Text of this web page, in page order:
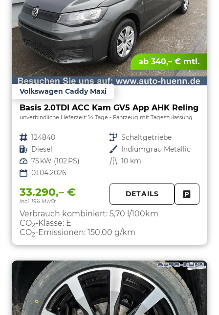
ab 340,– € mtl.
Volkswagen Caddy Maxi
Basis 2.0TDI ACC Kam GV5 App AHK Reling
unverbindliche Lieferzeit: 14 Tage Fahrzeug mit Tageszulassung
Fahrzeugnr. 124840 Getriebe Schaltgetriebe
Kraftstoff Diesel Außenfarbe Indiumgrau Metallic
Leistung 75 kW (102 PS) Kilometerstand 10 km
01.04.2026
33.290,– €
incl. 19% MwSt.
DETAILS
Verbrauch kombiniert: 5,70 l/100km
CO2-Klasse: E
CO2-Emissionen: 150,00 g/km